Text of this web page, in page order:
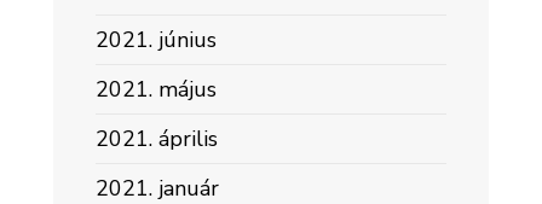
2021. június
2021. május
2021. április
2021. január